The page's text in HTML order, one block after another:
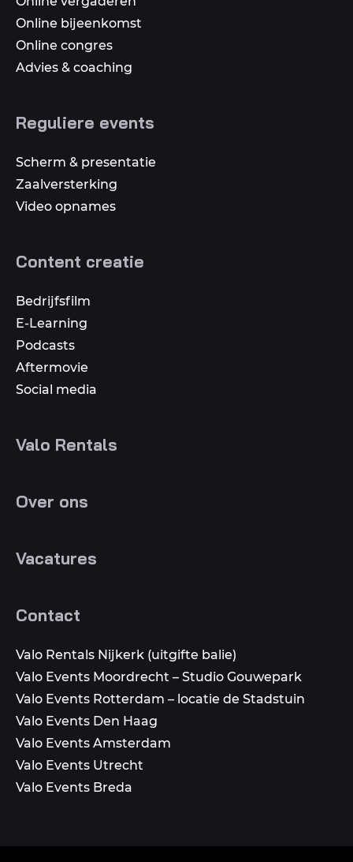
Online bijeenkomst
Online congres
Advies & coaching
Reguliere events
Scherm & presentatie
Zaalversterking
Video opnames
Content creatie
Bedrijfsfilm
E-Learning
Podcasts
Aftermovie
Social media
Valo Rentals
Over ons
Vacatures
Contact
Valo Rentals Nijkerk (uitgifte balie)
Valo Events Moordrecht – Studio Gouwepark
Valo Events Rotterdam – locatie de Stadstuin
Valo Events Den Haag
Valo Events Amsterdam
Valo Events Utrecht
Valo Events Breda